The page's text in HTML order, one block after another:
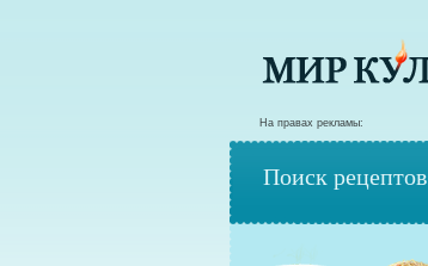
На правах рекламы:
Поиск рецептов